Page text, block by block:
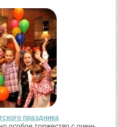
праздника